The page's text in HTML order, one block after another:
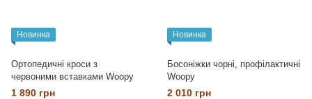
Новинка
Ортопедичні кроси з
червоними вставками Woopy
1 890 грн
Новинка
Босоніжки чорні, профілактичні
Woopy
2 010 грн